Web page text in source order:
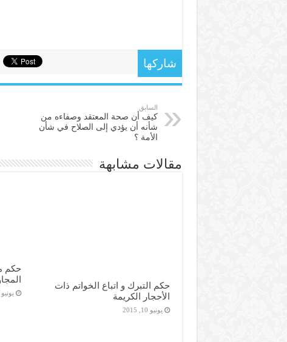
شاركها
السابق
كيف أن صحة المعتقد وصفاءه من
شأنه أن يؤدي إلى الصلاح في شأن
الأمة ؟
مقالات مشابهة
حكم التبرك و اتباع الخواتم ذات
الأحجار الكريمة
يونيو 10, 2015
حكم
يونيو 10, 2015